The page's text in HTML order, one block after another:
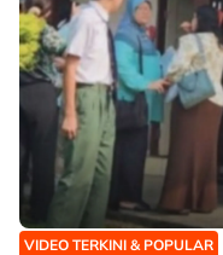
VIDEO TERKINI & POPULAR